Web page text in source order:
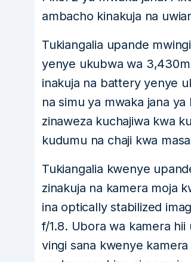
ambacho kinakuja na
Tukiangalia upande
yenye ukubwa wa
inakuja na battery yenye
na simu ya mwaka jana
zinaweza kuchajiwa kwa
kudumu na chaji kwa
Tukiangalia kwenye
zinakuja na kamera moja
ina optically stabilized
f/1.8. Ubora wa kamera
vingi sana kwenye